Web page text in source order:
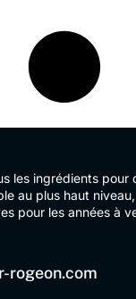
les ingrédients pour
au plus haut
pour les années à
rogeon.com